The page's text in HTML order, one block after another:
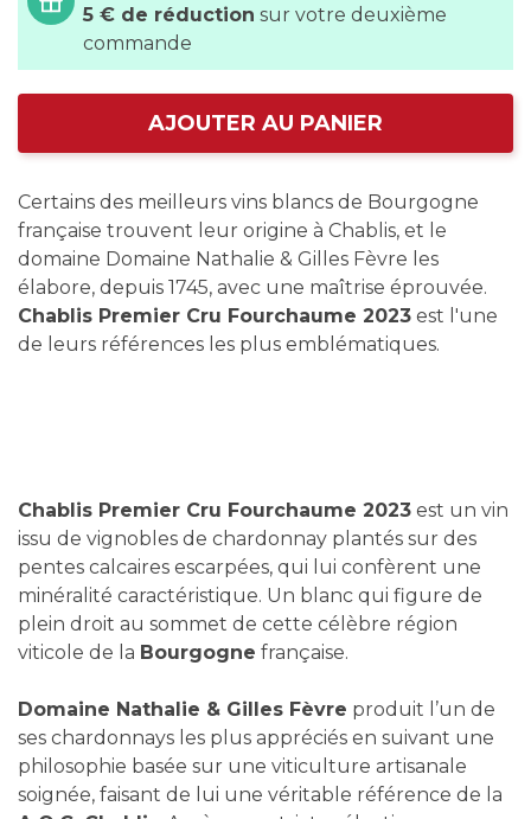
5 € de réduction sur votre deuxième
commande
AJOUTER AU PANIER
Certains des meilleurs vins blancs de Bourgogne
française trouvent leur origine à Chablis, et le
domaine Domaine Nathalie & Gilles Fèvre les
élabore, depuis 1745, avec une maîtrise éprouvée.
Chablis Premier Cru Fourchaume 2023 est l'une
de leurs références les plus emblématiques.
Chablis Premier Cru Fourchaume 2023 est un vin
issu de vignobles de chardonnay plantés sur des
pentes calcaires escarpées, qui lui confèrent une
minéralité caractéristique. Un blanc qui figure de
plein droit au sommet de cette célèbre région
viticole de la Bourgogne française.
Domaine Nathalie & Gilles Fèvre produit l’un de
ses chardonnays les plus appréciés en suivant une
philosophie basée sur une viticulture artisanale
soignée, faisant de lui une véritable référence de la